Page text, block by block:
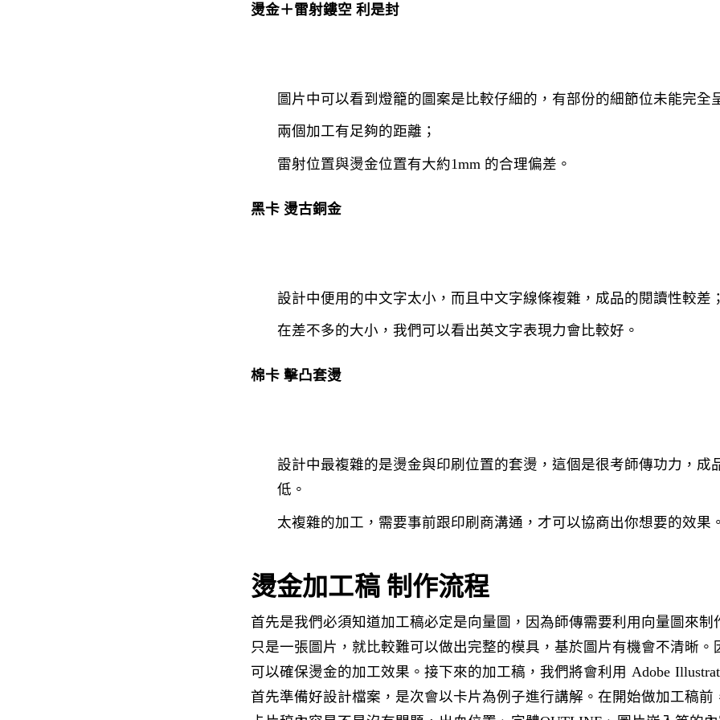
燙金＋雷射鏤空 利是封
圖片中可以看到燈籠的圖案是比較仔細的，有部份的細節位未能完全
兩個加工有足夠的距離；
雷射位置與燙金位置有大約1mm 的合理偏差。
黑卡 燙古銅金
設計中便用的中文字太小，而且中文字線條複雜，成品的閱讀性較差；
在差不多的大小，我們可以看出英文字表現力會比較好。
棉卡 擊凸套燙
設計中最複雜的是燙金與印刷位置的套燙，這個是很考師傳功力，成
低。
太複雜的加工，需要事前跟印刷商溝通，才可以協商出你想要的效果。
燙金加工稿 制作流程
首先是我們必須知道加工稿必定是向量圖，因為師傳需要利用向量圖來制
只是一張圖片，就比較難可以做出完整的模具，基於圖片有機會不清晰。
可以確保燙金的加工效果。接下來的加工稿，我們將會利用 Adobe
首先準備好設計檔案，是次會以卡片為例子進行講解。在開始做加工稿前